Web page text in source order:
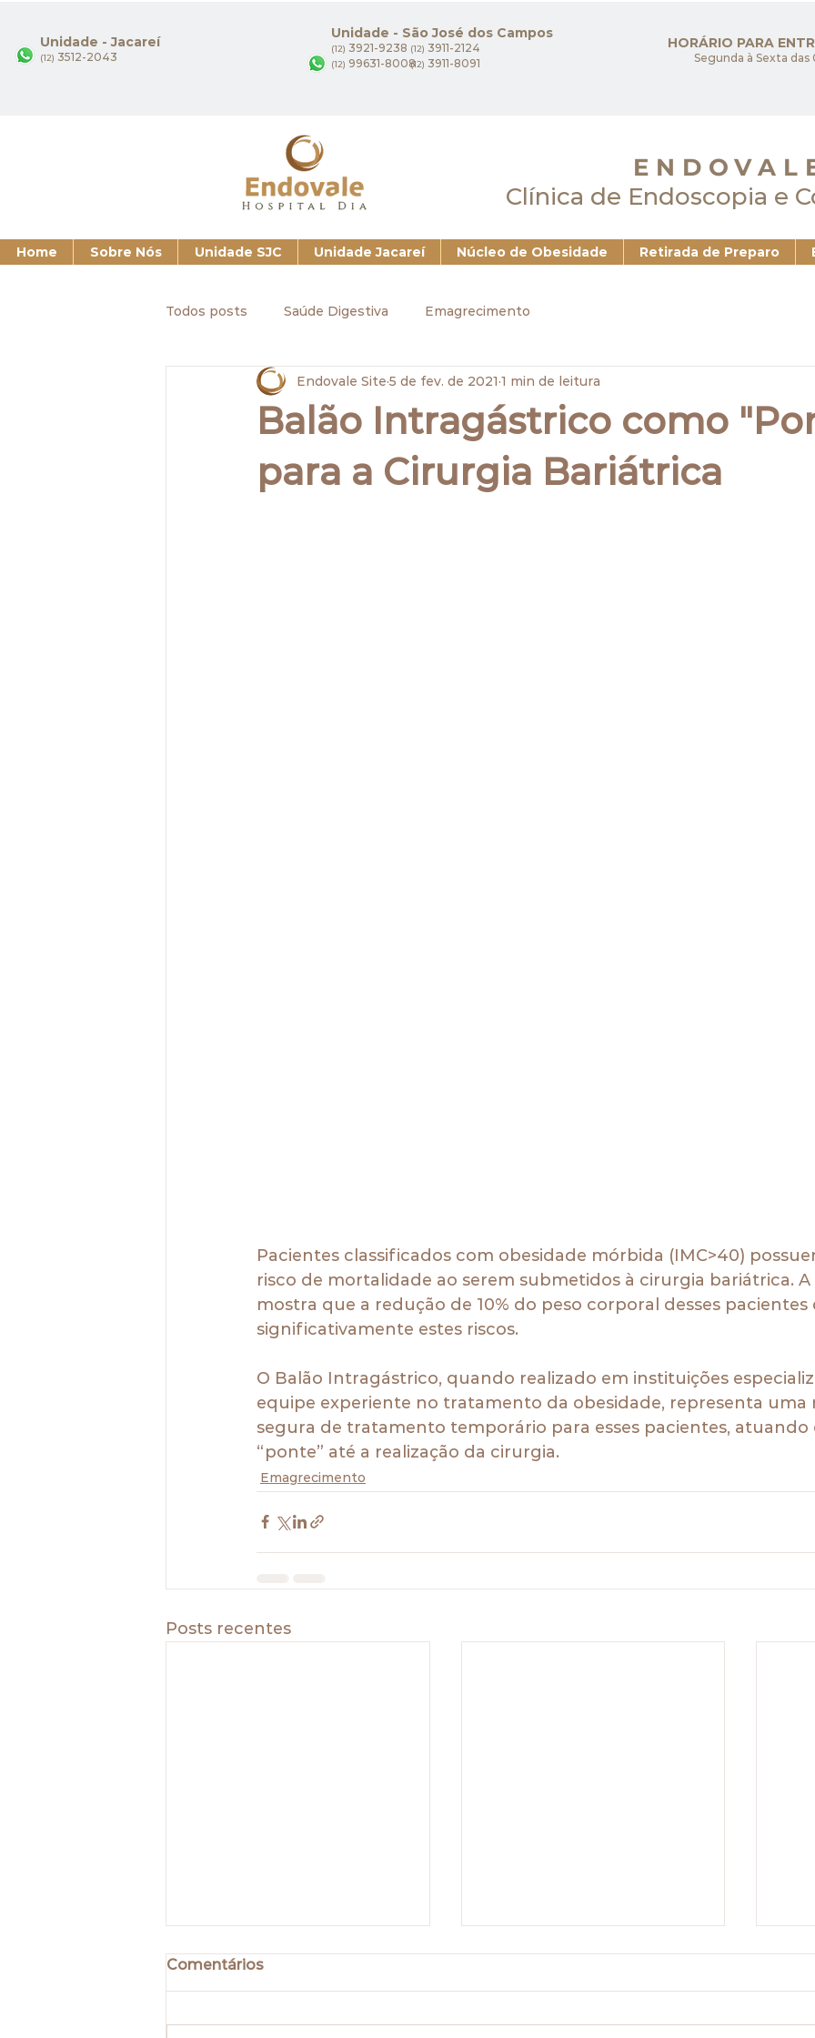
Unidade - Jacareí
(12) 3512-2043
(12) 3911-2124
(12) 3911-8091
Unidade - São José dos Campos
(12) 3921-9238
(12) 99631-8008
HORÁRIO PARA
Segunda à Sexta das
Home Sobre Nós Unidade SJC Unidade Jacareí Núcleo de Obesidade Retirada de Preparo
Clínica de Endoscopia e
Todos posts Saúde Digestiva Emagrecimento
Balão Intragástrico como
para a Cirurgia Bariátrica
Endovale Site 5 de fev. de 2021 1 min de leitura
Pacientes classificados com obesidade mórbida (IMC>40)
risco de mortalidade ao serem submetidos à cirurgia bariátrica.
mostra que a redução de 10% do peso corporal desses
significativamente estes riscos.
O Balão Intragástrico, quando realizado em instituições
equipe experiente no tratamento da obesidade, representa
segura de tratamento temporário para esses pacientes,
“ponte” até a realização da cirurgia.
Emagrecimento
Posts recentes
Comentários